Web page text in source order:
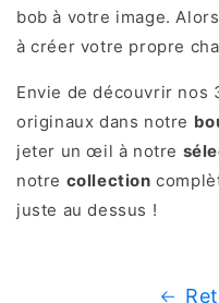
bob à votre image.
à créer votre propre
Envie de découvrir nos
originaux dans notre
jeter un œil à notre
notre collection
juste au dessus !